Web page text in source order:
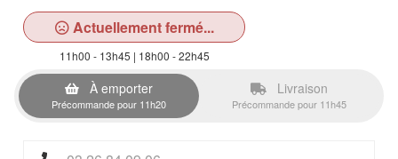
Actuellement fermé...
11h00 - 13h45 | 18h00 - 22h45
À emporter
Précommande pour 11h20
Livraison
Précommande pour 11h45